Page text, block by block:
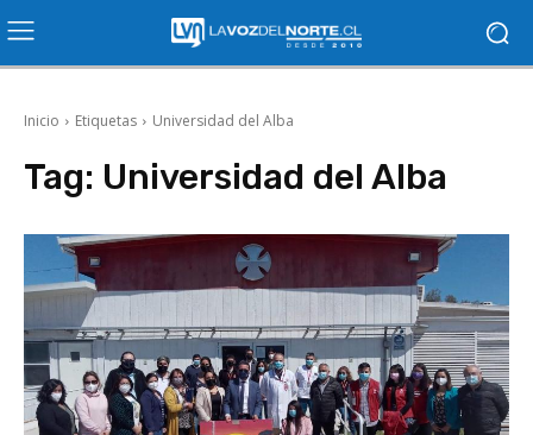
Inicio Etiquetas Universidad del Alba
Tag: Universidad del Alba